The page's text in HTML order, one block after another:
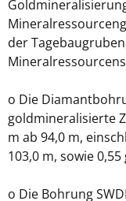
der
o Die
goldmineralisierte
m ab 94,0 m,
103,0 m, sowie
o Die Bohrung